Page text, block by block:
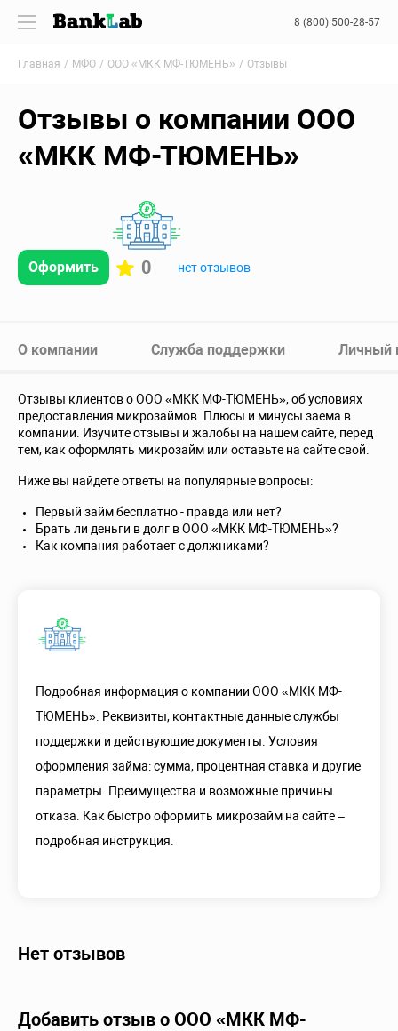
8 (800) 500-28-57
Главная МФО ООО «МКК МФ-ТЮМЕНЬ» Отзывы
Отзывы о компании ООО
«МКК МФ-ТЮМЕНЬ»
Оформить 0 нет отзывов
О компании Служба поддержки Личный
Отзывы клиентов о ООО «МКК МФ-ТЮМЕНЬ», об условиях
предоставления микрозаймов. Плюсы и минусы заема в
компании. Изучите отзывы и жалобы на нашем сайте, перед
тем, как оформлять микрозайм или оставьте на сайте свой.
Ниже вы найдете ответы на популярные вопросы:
Первый займ бесплатно - правда или нет?
Брать ли деньги в долг в ООО «МКК МФ-ТЮМЕНЬ»?
Как компания работает с должниками?
Подробная информация о компании ООО «МКК МФ-
ТЮМЕНЬ». Реквизиты, контактные данные службы
поддержки и действующие документы. Условия
оформления займа: сумма, процентная ставка и другие
параметры. Преимущества и возможные причины
отказа. Как быстро оформить микрозайм на сайте –
подробная инструкция.
Нет отзывов
Добавить отзыв о ООО «МКК МФ-